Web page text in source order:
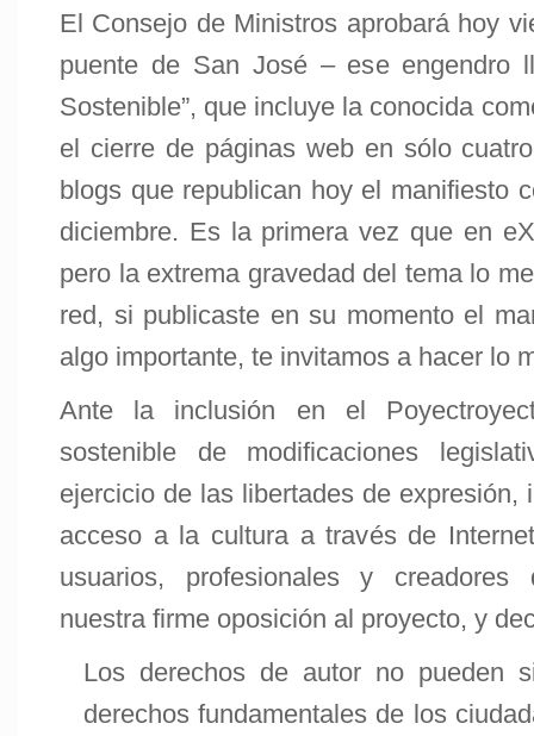
El Consejo de Ministros aprobará hoy
puente de San José – ese engendro
Sostenible”, que incluye la conocida
el cierre de páginas web en sólo
blogs que republican hoy el manifiesto
diciembre. Es la primera vez que en
pero la extrema gravedad del tema lo
red, si publicaste en su momento el
algo importante, te invitamos a hacer lo
Ante la inclusión en el
sostenible de modificaciones
ejercicio de las libertades de expresión,
acceso a la cultura a través de
usuarios, profesionales y creadores
nuestra firme oposición al proyecto, y
Los derechos de autor no pueden
derechos fundamentales de los